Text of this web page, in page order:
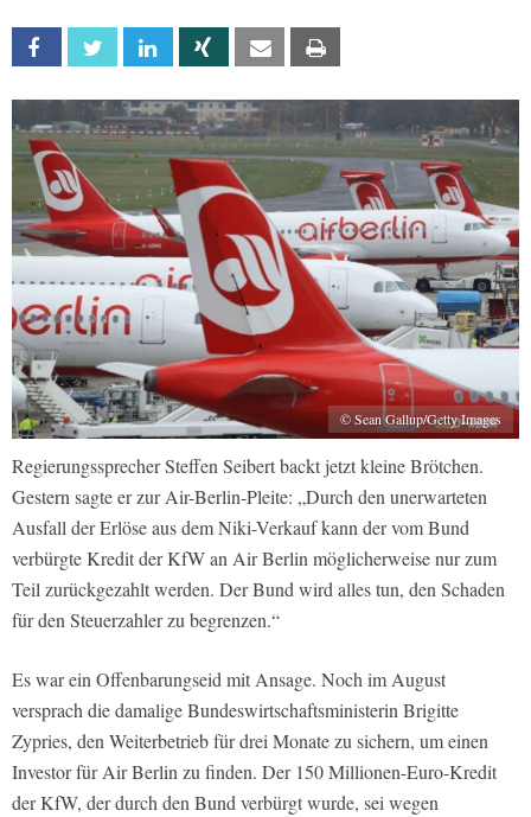
Facebook Twitter Linkedin Xing Email
© Sean Gallup/Getty Images
Regierungssprecher Steffen Seibert backt jetzt kleine Brötchen.
Gestern sagte er zur Air-Berlin-Pleite: „Durch den unerwarteten
Ausfall der Erlöse aus dem Niki-Verkauf kann der vom Bund
verbürgte Kredit der KfW an Air Berlin möglicherweise nur zum
Teil zurückgezahlt werden. Der Bund wird alles tun, den Schaden
für den Steuerzahler zu begrenzen.“
Es war ein Offenbarungseid mit Ansage. Noch im August
versprach die damalige Bundeswirtschaftsministerin Brigitte
Zypries, den Weiterbetrieb für drei Monate zu sichern, um einen
Investor für Air Berlin zu finden. Der 150 Millionen-Euro-Kredit
der KfW, der durch den Bund verbürgt wurde, sei wegen